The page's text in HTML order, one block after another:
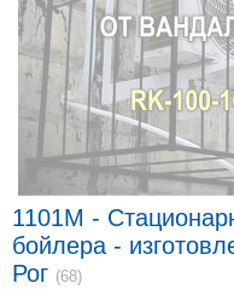
1101M -
бойлера -
Рог (68)